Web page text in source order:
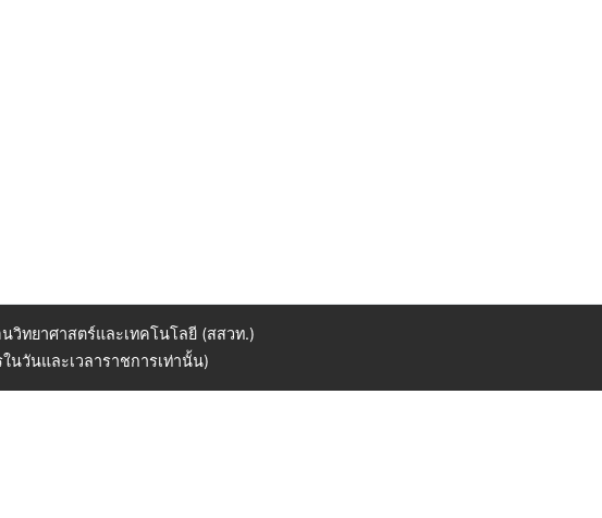
วิทยาศาสตร์และเทคโนโลยี (สสวท.)
นวันและเวลาราชการเท่านั้น)